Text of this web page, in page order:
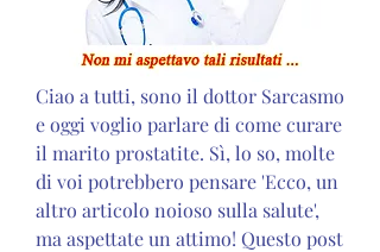
Ciao a tutti, sono il dottor Sarcasmo
e oggi voglio parlare di come curare
il marito prostatite. Sì, lo so, molte
di voi potrebbero pensare 'Ecco, un
altro articolo noioso sulla salute',
ma aspettate un attimo! Questo post